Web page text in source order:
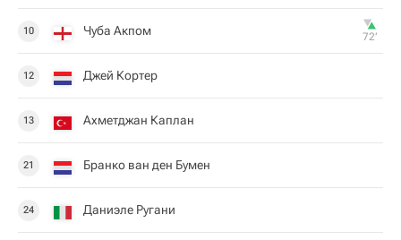
10 Чуба Акпом 72‎’‎
12 Джей Кортер
13 Ахметджан Каплан
21 Бранко ван ден Бумен
24 Даниэле Ругани